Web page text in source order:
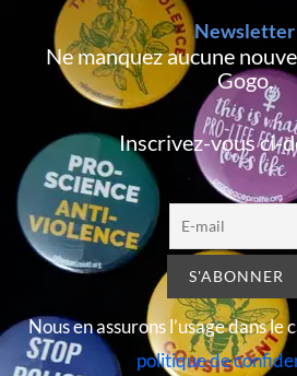
Newsletter
Ne manquez aucune
Gogo,
Inscrivez-vous ci-
Nous en assurons l’usage dans
politique de